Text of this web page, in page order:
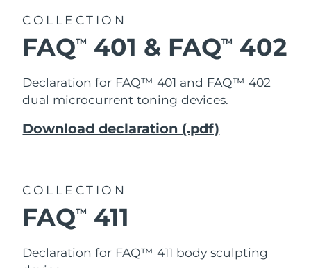
COLLECTION
FAQTM 401 & FAQTM 402
Declaration for FAQ™ 401 and FAQ™ 402
dual microcurrent toning devices.
Download declaration (.pdf)
COLLECTION
FAQTM 411
Declaration for FAQ™ 411 body sculpting
台灣
泰國 預計送達日期 8/13/26
土耳其 預計送達日期8/10/26
阿拉伯聯合大公國 預計送達日期
美國
烏茲別克
越南 預計送達日期8/15/26